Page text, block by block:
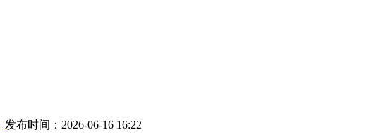
| 发布时间：2026-06-16 16:22